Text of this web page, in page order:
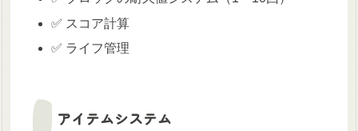
✅ スコア計算
✅ ライフ管理
アイテムシステム